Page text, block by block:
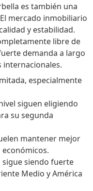
mercado inmobiliario
y estabilidad.
libre de
demanda a largo
su segunda
Medio y América